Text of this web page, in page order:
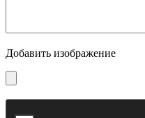
Добавить изображение